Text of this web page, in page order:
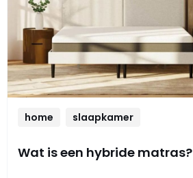
home slaapkamer
Wat is een hybride matras?